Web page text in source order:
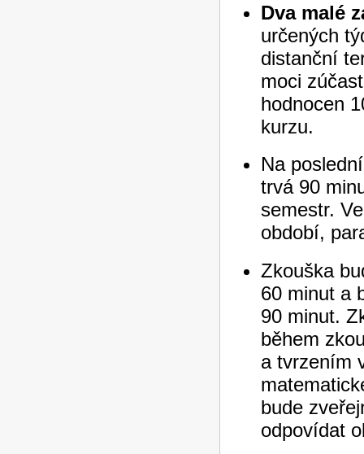
Dva malé
určených
distanční
moci
hodnocen
kurzu.
Na
trvá 90
semestr.
období,
Zkouška
60 minut a
90 minut.
během
a tvrzením
bude
odpovídat